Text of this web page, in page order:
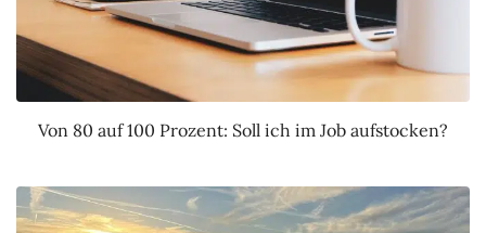
Von 80 auf 100 Prozent: Soll ich im Job aufstocken?